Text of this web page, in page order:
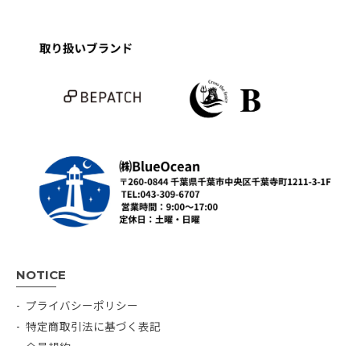
NOTICE
プライバシーポリシー
特定商取引法に基づく表記